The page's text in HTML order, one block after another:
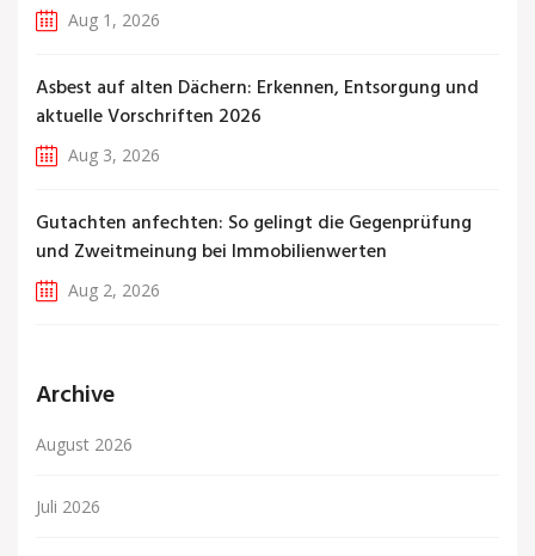
Aug 1, 2026
Asbest auf alten Dächern: Erkennen, Entsorgung und
aktuelle Vorschriften 2026
Aug 3, 2026
Gutachten anfechten: So gelingt die Gegenprüfung
und Zweitmeinung bei Immobilienwerten
Aug 2, 2026
Archive
August 2026
Juli 2026